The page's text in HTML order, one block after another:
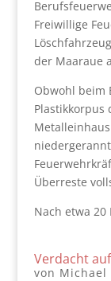
Freiwillige
der Maaraue
Obwohl beim
Plastikkorpus
Überreste
Nach etwa
Verdacht
von Michael